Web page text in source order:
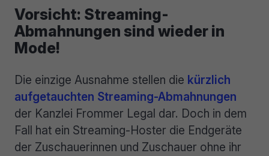
Vorsicht: Streaming-
Abmahnungen sind wieder in
Mode!
Die einzige Ausnahme stellen die kürzlich
aufgetauchten Streaming-Abmahnungen
der Kanzlei Frommer Legal dar. Doch in dem
Fall hat ein Streaming-Hoster die Endgeräte
der Zuschauerinnen und Zuschauer ohne ihr